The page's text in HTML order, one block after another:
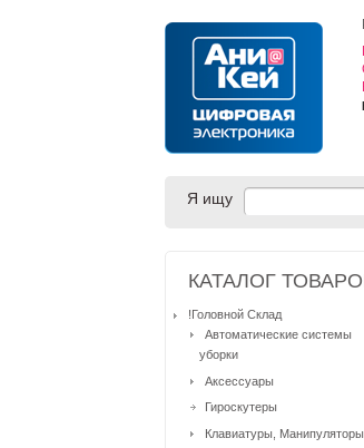
Я ищу
КАТАЛОГ
!Головной Склад
Автоматические системы
уборки
Аксессуары
Гироскутеры
Клавиатуры, Манипуляторы